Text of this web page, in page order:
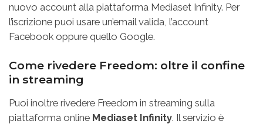
nuovo account alla piattaforma Mediaset Infinity. Per
l’iscrizione puoi usare un’email valida, l’account
Facebook oppure quello Google.
Come rivedere Freedom: oltre il confine
in streaming
Puoi inoltre rivedere Freedom in streaming sulla
piattaforma online Mediaset Infinity. Il servizio è